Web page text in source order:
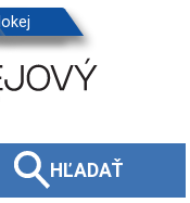
HĽADAŤ